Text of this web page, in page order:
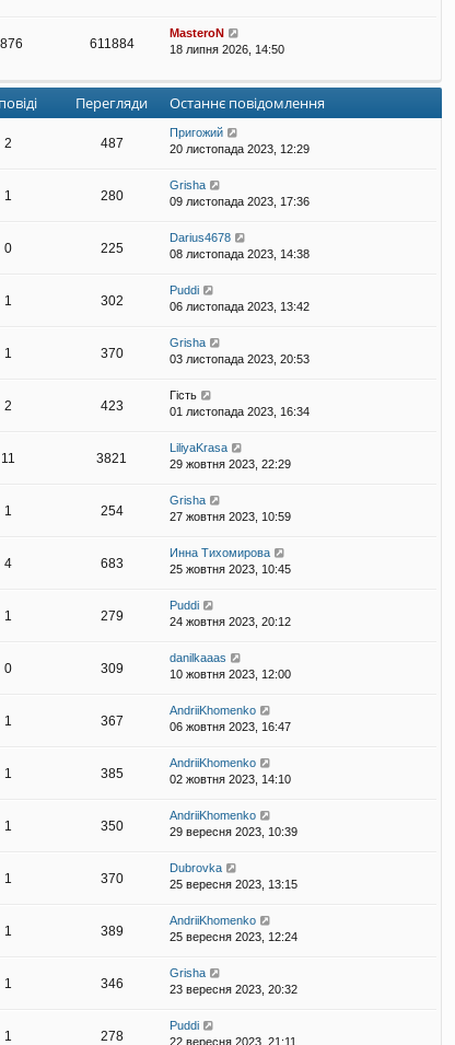
611884
MasteroN
18 липня 2026, 14:50
Перегляди Останнє повідомлення
2 487
Пригожий
20 листопада 2023, 12:29
1 280
Grisha
09 листопада 2023, 17:36
0 225
Darius4678
08 листопада 2023, 14:38
1 302
Puddi
06 листопада 2023, 13:42
1 370
Grisha
03 листопада 2023, 20:53
2 423
Гість
01 листопада 2023, 16:34
11 3821
LiliyaKrasa
29 жовтня 2023, 22:29
1 254
Grisha
27 жовтня 2023, 10:59
4 683
Инна Тихомирова
25 жовтня 2023, 10:45
1 279
Puddi
24 жовтня 2023, 20:12
0 309
danilkaaas
10 жовтня 2023, 12:00
1 367
AndriiKhomenko
06 жовтня 2023, 16:47
1 385
AndriiKhomenko
02 жовтня 2023, 14:10
1 350
AndriiKhomenko
29 вересня 2023, 10:39
1 370
Dubrovka
25 вересня 2023, 13:15
1 389
AndriiKhomenko
25 вересня 2023, 12:24
1 346
Grisha
23 вересня 2023, 20:32
1 278
Puddi
22 вересня 2023, 21:11